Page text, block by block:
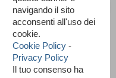
sarete ricontattati
navigando il sito
acconsenti all'uso dei
cookie.
Cookie Policy -
Privacy Policy
Il tuo consenso ha